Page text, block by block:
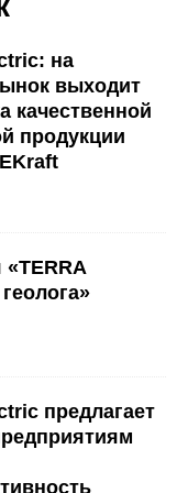
на
выходит
качественной
продукции
предлагает